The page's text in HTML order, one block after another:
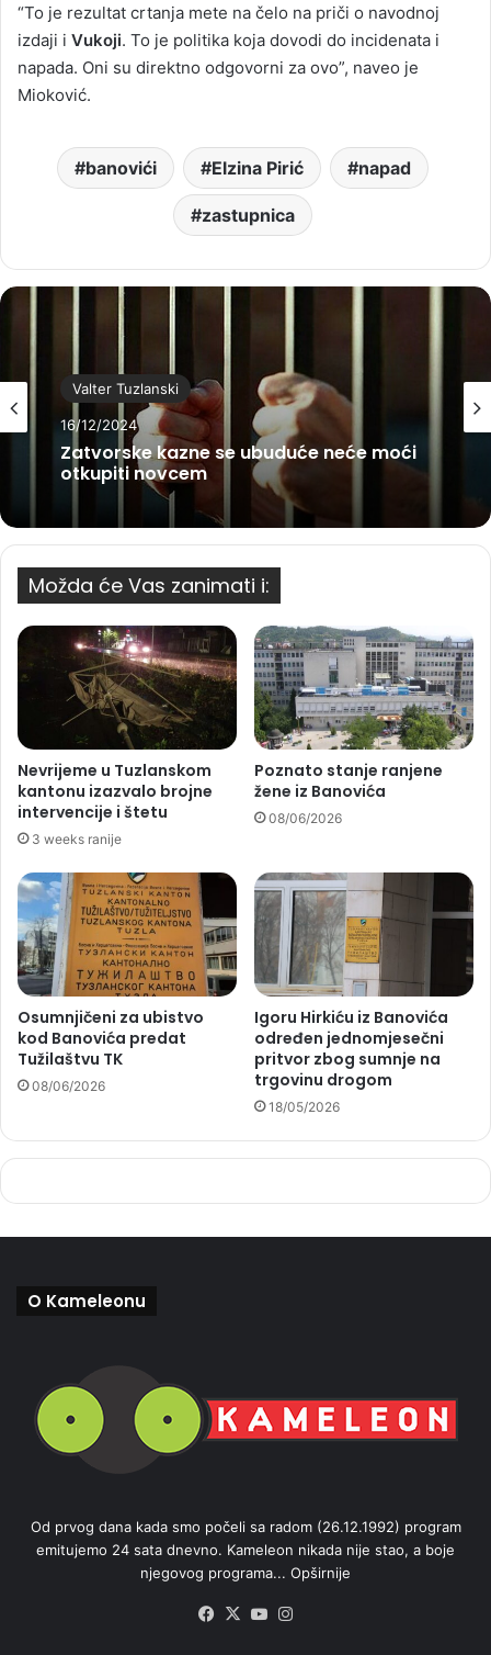
“To je rezultat crtanja mete na čelo na priči o navodnoj
izdaji i Vukoji. To je politika koja dovodi do incidenata i
napada. Oni su direktno odgovorni za ovo”, naveo je
Mioković.
banovići Elzina Pirić napad
zastupnica
Valter Tuzlanski
16/12/2024
Zatvorske kazne se ubuduće neće moći
otkupiti novcem
Možda će Vas zanimati i:
Nevrijeme u Tuzlanskom
kantonu izazvalo brojne
intervencije i štetu
3 weeks ranije
Poznato stanje ranjene
žene iz Banovića
08/06/2026
Osumnjičeni za ubistvo
kod Banovića predat
Tužilaštvu TK
08/06/2026
Igoru Hirkiću iz Banovića
određen jednomjesečni
pritvor zbog sumnje na
trgovinu drogom
18/05/2026
O Kameleonu
Od prvog dana kada smo počeli sa radom (26.12.1992) program
emitujemo 24 sata dnevno. Kameleon nikada nije stao, a boje
njegovog programa... Opširnije
Facebook
X YouTube